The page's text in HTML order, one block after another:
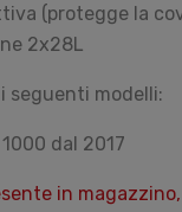
(protegge la
2x28L
seguenti modelli:
dal 2017
in